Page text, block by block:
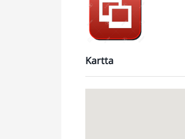
Laippatie-4-
1838m2/i-
CwZKCmg
Kartta